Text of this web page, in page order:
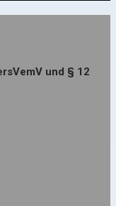
und § 12